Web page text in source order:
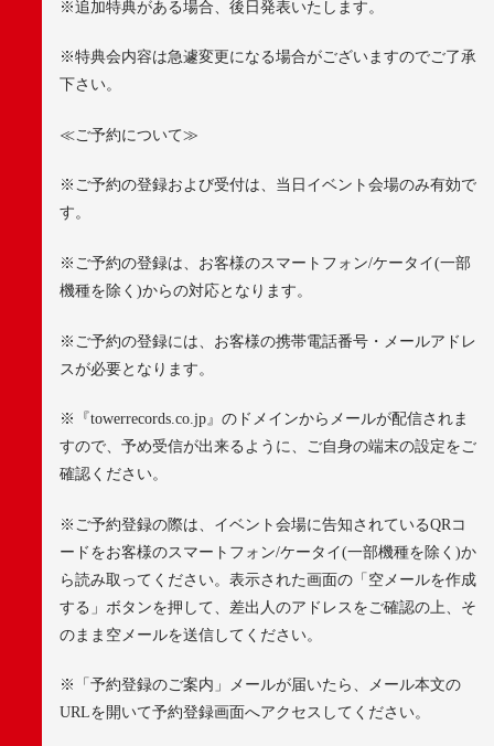
※追加特典がある場合、後日発表いたします。
※特典会内容は急遽変更になる場合がございますのでご了承
下さい。
≪ご予約について≫
※ ご予約の登録および受付は、当日イベント会場のみ有効で
す。
※ ご予約の登録は、お客様のスマートフォン/ケータイ(一部
機種を除く )からの対応となります。
※ ご予約の登録には、お客様の携帯電話番号・メールアドレ
スが必要となります。
※ 『towerrecords.co.jp』のドメインからメールが配信されま
すので、予め受信が出来るように、ご自身の端末の設定をご
確認ください。
※ ご予約登録の際は、イベント会場に告知されているQR コ
ードをお客様のスマートフォン/ケータイ(一部機種を除く )か
ら読み取ってください。表示された画面の「空メールを作成
する」ボタンを押して、差出人のアドレスをご確認の上、そ
のまま空メールを送信してください。
※
「予約登録のご案内」メールが届いたら、メール本文の
URLを開いて予約登録画面へアクセスしてください。